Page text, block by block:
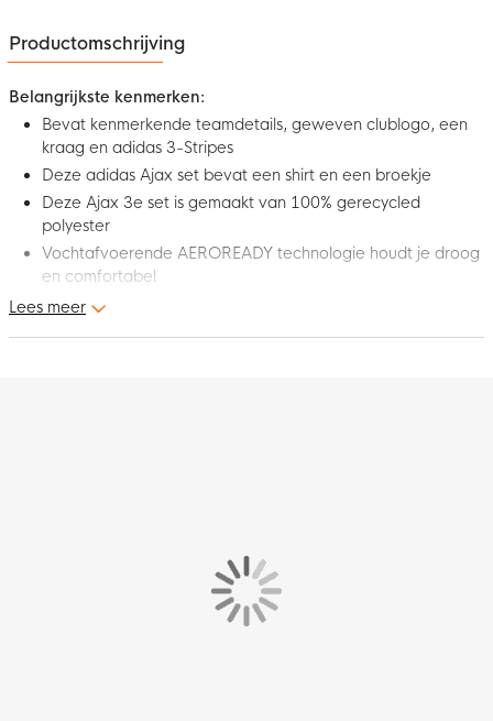
Productomschrijving
Belangrijkste kenmerken:
Bevat kenmerkende teamdetails, geweven clublogo, een
kraag en adidas 3-Stripes
Deze adidas Ajax set bevat een shirt en een broekje
Deze Ajax 3e set is gemaakt van 100% gerecycled
polyester
Vochtafvoerende AEROREADY technologie houdt je droog
en comfortabel
Vier de oorsprong van Amsterdam met het adidas Ajax 3e Set
Het adidas Ajax 3e Set 2025-2026 heeft een standaard
pasvorm met een elegante omgeslagen kraag en comfortabele
Lees meer